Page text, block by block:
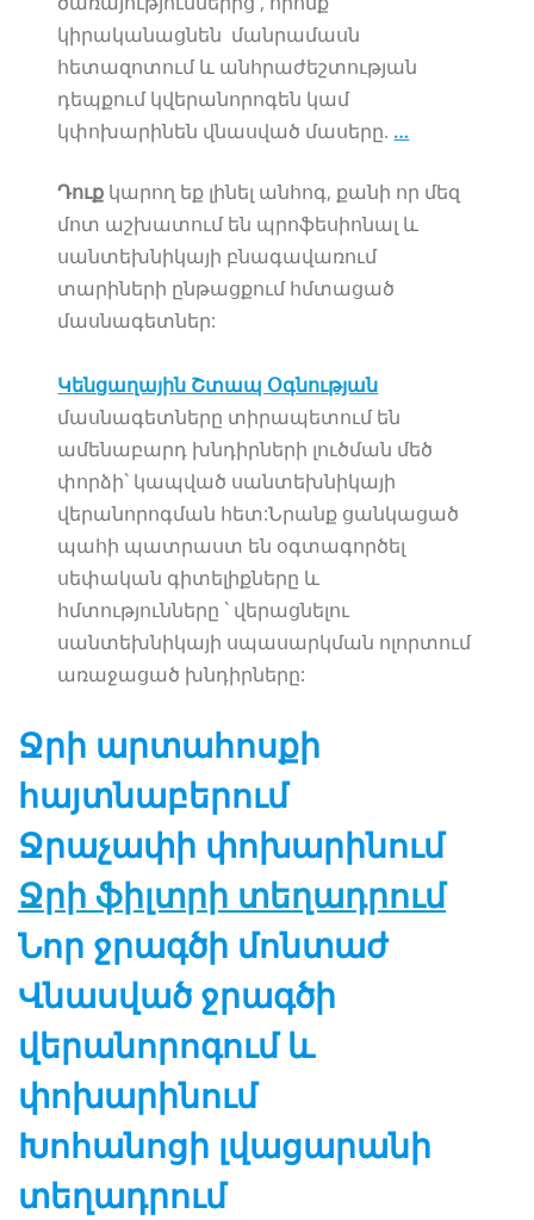
կիրականացնեն մանրամասն
հետազոտում և անհրաժեշտության
դեպքում կվերանորոգեն կամ
կփոխարինեն վնասված մասերը. …
Դուք կարող եք լինել անհոգ, քանի որ մեզ
մոտ աշխատում են պրոֆեսիոնալ և
սանտեխնիկայի բնագավառում
տարիների ընթացքում հմտացած
մասնագետներ:
Կենցաղային Շտապ Օգնության
մասնագետները տիրապետում են
ամենաբարդ խնդիրների լուծման մեծ
փորձի` կապված սանտեխնիկայի
վերանորոգման հետ:Նրանք ցանկացած
պահի պատրաստ են օգտագործել
սեփական գիտելիքները և
հմտությունները ` վերացնելու
սանտեխնիկայի սպասարկման ոլորտում
առաջացած խնդիրները:
Ջրի արտահոսքի
հայտնաբերում
Ջրաչափի փոխարինում
Ջրի ֆիլտրի տեղադրում
Նոր ջրագծի մոնտաժ
Վնասված ջրագծի
վերանորոգում և
փոխարինում
Խոհանոցի լվացարանի
տեղադրում